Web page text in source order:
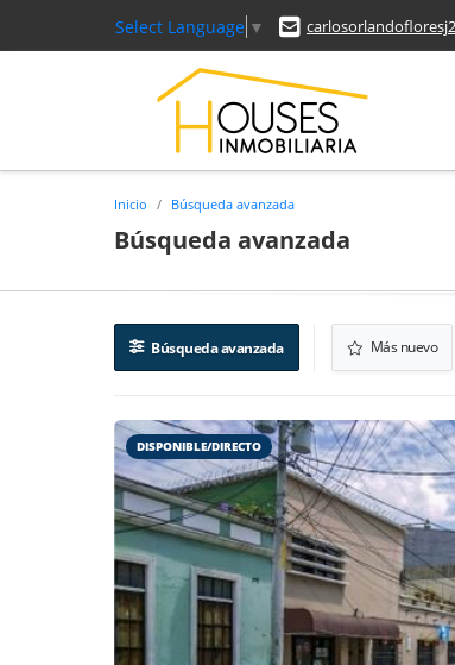
Select Language ▼
Inicio Búsqueda avanzada
Búsqueda avanzada
Búsqueda avanzada Más nuevo
DISPONIBLE/DIRECTO